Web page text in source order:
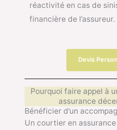
réactivité en cas de
financière de l’assureur.
Devis
Pourquoi faire appel à
assurance
Bénéficier d’un
Un courtier en